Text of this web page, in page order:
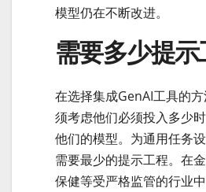
模型仍在不断改进。
需要多少提示
在选择集成GenAI工具的
须考虑他们必须投入多少
他们的模型。为通用任务
需要最少的提示工程。在
保健等受严格监管的行业